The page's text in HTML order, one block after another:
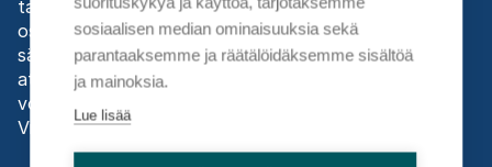
tapahtumaa, minkä jälkeen veloitamme 100%
osallistumismaksusta.Hinta sisältää ohjelman,
sähköisen materiaalin sekä ohjelmassa mainitut
ateriat. Lisäämme laskuun laskutuslisän 5€ (+
voimassaoleva alv %).
Viimeinen veloitukseton peruutuspäivä 19.10.2026.
sosiaalisen median ominaisuuksia sekä
parantaaksemme ja räätälöidäksemme sisältöä
ja mainoksia.
Lue lisää